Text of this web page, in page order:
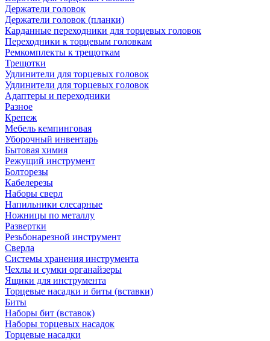
Держатели головок
Держатели головок (планки)
Карданные переходники для торцевых головок
Переходники к торцевым головкам
Ремкомплекты к трещоткам
Трещотки
Удлинители для торцевых головок
Удлинители для торцевых головок
Адаптеры и переходники
Разное
Крепеж
Мебель кемпинговая
Уборочный инвентарь
Бытовая химия
Режущий инструмент
Болторезы
Кабелерезы
Наборы сверл
Напильники слесарные
Ножницы по металлу
Развертки
Резьбонарезной инструмент
Сверла
Системы хранения инструмента
Чехлы и сумки органайзеры
Ящики для инструмента
Торцевые насадки и биты (вставки)
Биты
Наборы бит (вставок)
Наборы торцевых насадок
Торцевые насадки